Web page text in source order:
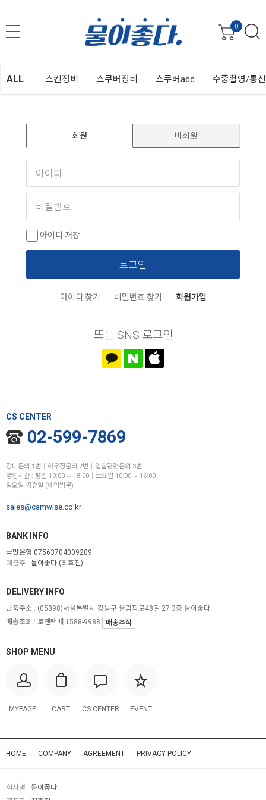
0
ALL 스킨장비 스쿠버장비 스쿠버acc 수중촬영/통
회원 비회원
아이디 저장
로그인
아이디 찾기 비밀번호 찾기 회원가입
또는 SNS 로그인
CS CENTER
02-599-7869
장비문의 1번│하우징문의 2번│입찰관련문의 3번
영업시간 : 평일 10:00 ~ 18:00│토요일 10:00 ~ 16:00
일요일 공휴일 (예약방문)
sales@camwise.co.kr
BANK INFO
국민은행 07563704009209
예금주 : 물이좋다 (최호진)
SHOP MENU
MYPAGE CART CS CENTER EVENT
DELIVERY INFO
반품주소 : (05398)서울특별시 강동구 올림픽로48길 27 3층 물이좋다
배송조회 : 로젠택배 1588-9988
배송추적
HOME COMPANY AGREEMENT PRIVACY POLICY
회사명 : 물이좋다